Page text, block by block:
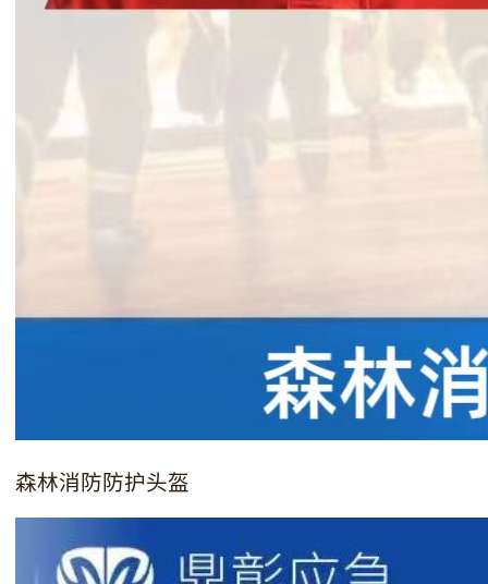
森林消防防护头盔